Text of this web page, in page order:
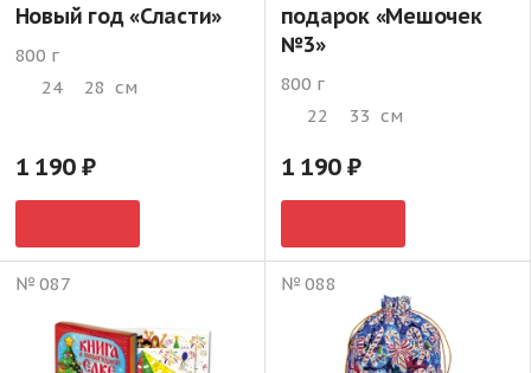
Новый год «Сласти»
800 г
24
28 см
1 190
подарок «Мешочек
№3»
800 г
22
33 см
1 190
№ 087 № 088